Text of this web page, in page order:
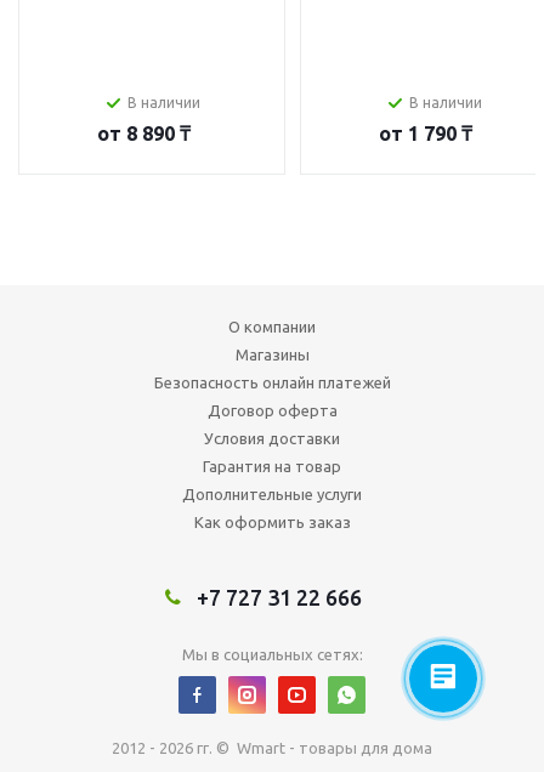
В наличии
от 8 890 ₸
В наличии
от 1 790 ₸
О компании
Магазины
Безопасность онлайн платежей
Договор оферта
Условия доставки
Гарантия на товар
Дополнительные услуги
Как оформить заказ
+7 727 31 22 666
Мы в социальных сетях:
2012 - 2026 гг. © Wmart - товары для дома